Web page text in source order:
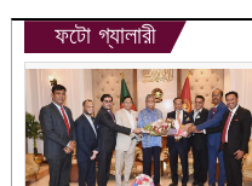
ফটো গ্যালারী